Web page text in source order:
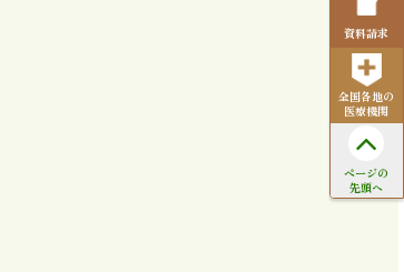
資料請求
全国各地の
医療機関
ページの
先頭へ